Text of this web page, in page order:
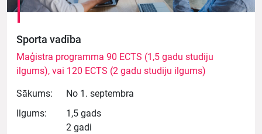
Sporta vadība
Maģistra programma 90 ECTS (1,5 gadu studiju
ilgums), vai 120 ECTS (2 gadu studiju ilgums)
Sākums:
No 1. septembra
Ilgums:
1,5 gads
2 gadi